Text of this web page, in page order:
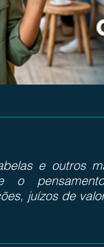
e outros
o
juízos de